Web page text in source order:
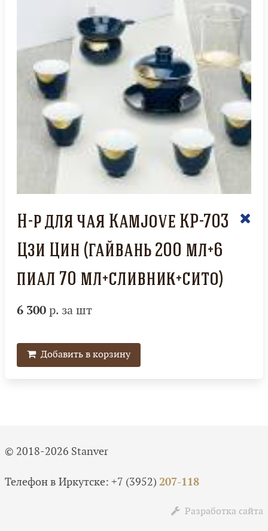
Н-р для чая Kamjove KP-703
Цзи Цин (гайвань 200 мл+6
пиал 70 мл+сливник+сито)
6 300 р. за шт
Добавить в корзину
© 2018-2026 Stanver
Телефон в Иркутске: +7 (3952) 207-118
Разработка сайта